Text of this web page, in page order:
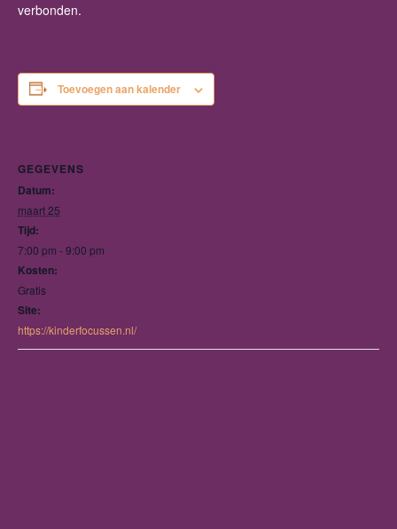
verbonden.
Toevoegen aan kalender
GEGEVENS
Datum:
maart 25
Tijd:
7:00 pm - 9:00 pm
Kosten:
Gratis
Site:
https://kinderfocussen.nl/